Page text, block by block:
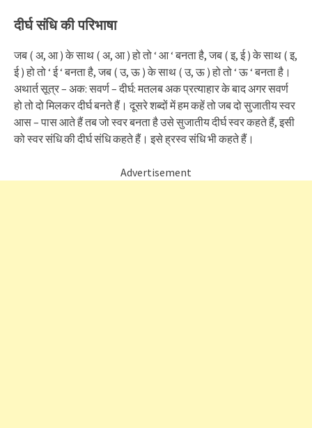
दीर्घ संधि की परिभाषा
जब ( अ, आ ) के साथ ( अ, आ ) हो तो ‘ आ ‘ बनता है, जब ( इ, ई ) के साथ ( इ,
ई ) हो तो ‘ ई ‘ बनता है, जब ( उ, ऊ ) के साथ ( उ, ऊ ) हो तो ‘ ऊ ‘ बनता है।
अथार्त सूत्र – अक: सवर्ण – दीर्घ: मतलब अक प्रत्याहार के बाद अगर सवर्ण
हो तो दो मिलकर दीर्घ बनते हैं। दूसरे शब्दों में हम कहें तो जब दो सुजातीय स्वर
आस – पास आते हैं तब जो स्वर बनता है उसे सुजातीय दीर्घ स्वर कहते हैं, इसी
को स्वर संधि की दीर्घ संधि कहते हैं। इसे ह्रस्व संधि भी कहते हैं।
Advertisement